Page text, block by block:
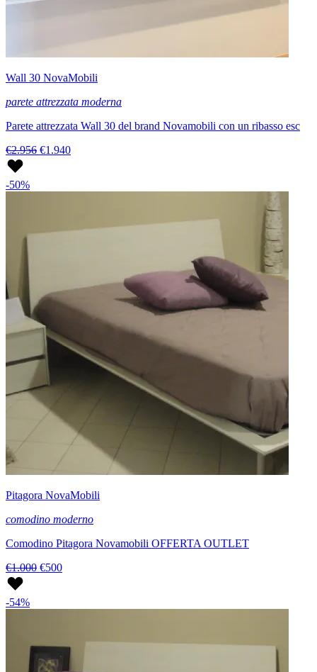
Wall 30 NovaMobili
parete attrezzata moderna
Parete attrezzata Wall 30 del brand Novamobili con un ribasso esc
€2.956 €1.940
-50%
Pitagora NovaMobili
comodino moderno
Comodino Pitagora Novamobili OFFERTA OUTLET
€1.000 €500
-54%